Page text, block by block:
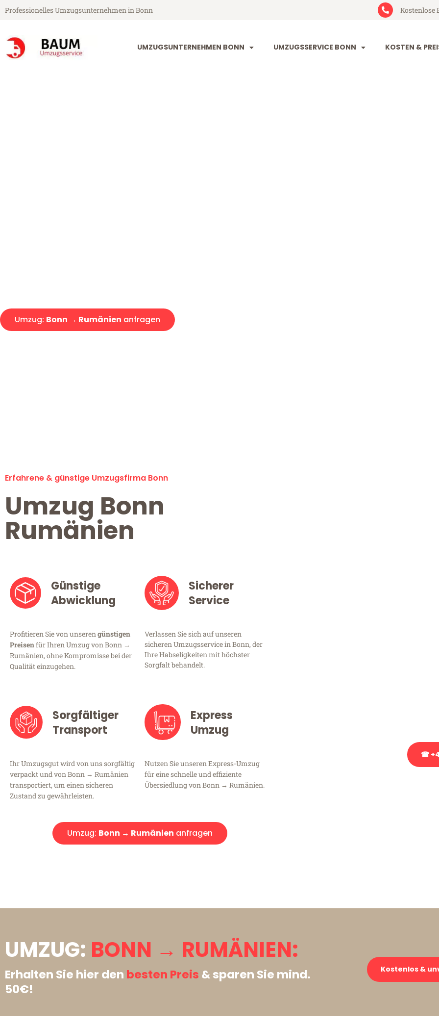
Professionelles Umzugsunternehmen in Bonn Kostenlose
UMZUGSUNTERNEHMEN BONN UMZUGSSERVICE BONN KOSTEN &
Umzug: Bonn → Rumänien anfragen
Erfahrene & günstige Umzugsfirma Bonn
Umzug Bonn
Rumänien
Günstige
Abwicklung
Profitieren Sie von unserengünstigen
Preisenfür Ihren Umzug von Bonn →
Rumänien, ohne Kompromisse bei der
Qualität einzugehen.
Sicherer
Service
Verlassen Sie sich auf unseren
sicheren Umzugsservice in Bonn, der
Ihre Habseligkeiten mit höchster
Sorgfalt behandelt.
Sorgfältiger
Transport
Ihr Umzugsgut wird von uns sorgfältig
verpackt und von Bonn → Rumänien
transportiert, um einen sicheren
Zustand zu gewährleisten.
Express
Umzug
Nutzen Sie unseren Express-Umzug
für eine schnelle und effiziente
Übersiedlung von Bonn → Rumänien.
Umzug: Bonn → Rumänien anfragen
☎
UMZUG: BONN → RUMÄNIEN:
Erhalten Sie hier den besten Preis & sparen Sie mind.
50€!
Kostenlos &